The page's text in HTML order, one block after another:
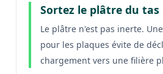
Sortez le plâtre du tas
Le plâtre n'est pas inerte.
pour les plaques évite de
chargement vers une filière